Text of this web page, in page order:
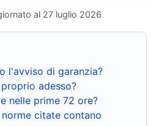
al 27 luglio 2026
l'avviso di garanzia?
adesso?
nelle prime 72 ore?
citate contano